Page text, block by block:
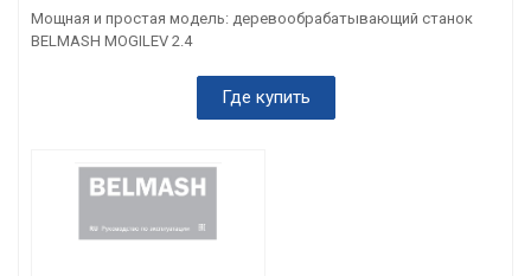
Мощная и простая модель: деревообрабатывающий станок
BELMASH MOGILEV 2.4
Где купить